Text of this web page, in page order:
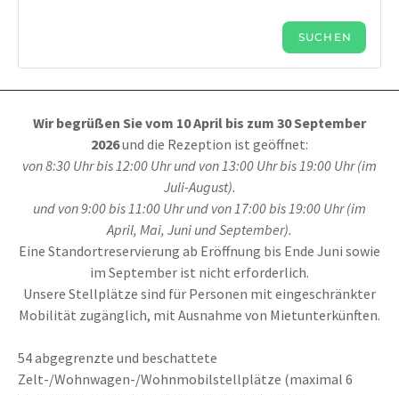
Wir begrüßen Sie vom 10 April bis zum 30 September
2026und die Rezeption ist geöffnet:
von 8:30 Uhr bis 12:00 Uhr und von 13:00 Uhr bis 19:00 Uhr (im
Juli-August).
und von 9:00 bis 11:00 Uhr und von 17:00 bis 19:00 Uhr (im
April, Mai, Juni und September).
Eine Standortreservierung ab Eröffnung bis Ende Juni sowie
im September ist nicht erforderlich.
Unsere Stellplätze sind für Personen mit eingeschränkter
Mobilität zugänglich, mit Ausnahme von Mietunterkünften.
54 abgegrenzte und beschattete
Zelt-/Wohnwagen-/Wohnmobilstellplätze (maximal 6